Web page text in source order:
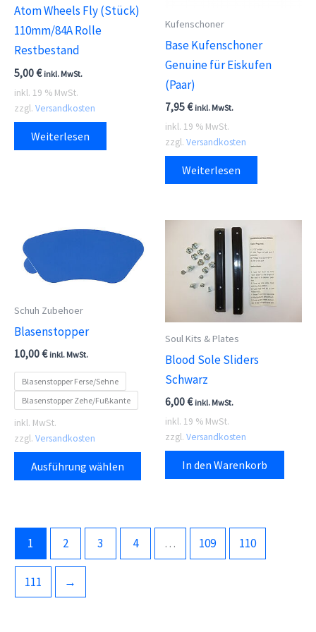
Atom Wheels Fly (Stück)
110mm/84A Rolle
Restbestand
5,00€ inkl. MwSt.
inkl. 19 % MwSt.
zzgl. Versandkosten
Weiterlesen
Kufenschoner
Base Kufenschoner
Genuine für Eiskufen
(Paar)
7,95€ inkl. MwSt.
inkl. 19 % MwSt.
zzgl. Versandkosten
Weiterlesen
Schuh Zubehoer
Blasenstopper
10,00€ inkl. MwSt.
Blasenstopper Ferse/Sehne
Blasenstopper Zehe/Fußkante
inkl. MwSt.
zzgl. Versandkosten
Ausführung wählen
Dieses
Produkt
Soul Kits & Plates
Blood Sole Sliders
Schwarz
6,00€ inkl. MwSt.
inkl. 19 % MwSt.
zzgl. Versandkosten
In den Warenkorb
1 2 3 4 … 109 110
111 →